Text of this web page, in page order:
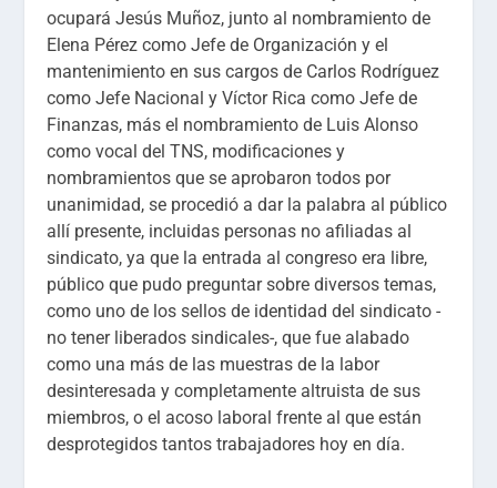
ocupará Jesús Muñoz, junto al nombramiento de
Elena Pérez como Jefe de Organización y el
mantenimiento en sus cargos de Carlos Rodríguez
como Jefe Nacional y Víctor Rica como Jefe de
Finanzas, más el nombramiento de Luis Alonso
como vocal del TNS, modificaciones y
nombramientos que se aprobaron todos por
unanimidad, se procedió a dar la palabra al público
allí presente, incluidas personas no afiliadas al
sindicato, ya que la entrada al congreso era libre,
público que pudo preguntar sobre diversos temas,
como uno de los sellos de identidad del sindicato -
no tener liberados sindicales-, que fue alabado
como una más de las muestras de la labor
desinteresada y completamente altruista de sus
miembros, o el acoso laboral frente al que están
desprotegidos tantos trabajadores hoy en día.